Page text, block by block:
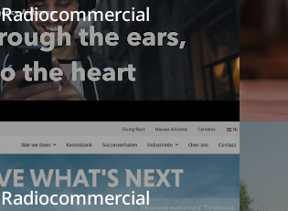
Radiocommercial
Radiocommercial